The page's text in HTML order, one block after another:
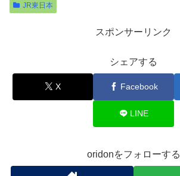
JR東日本
スポンサーリンク
シェアする
X Facebook
LINE
oridonをフォローする